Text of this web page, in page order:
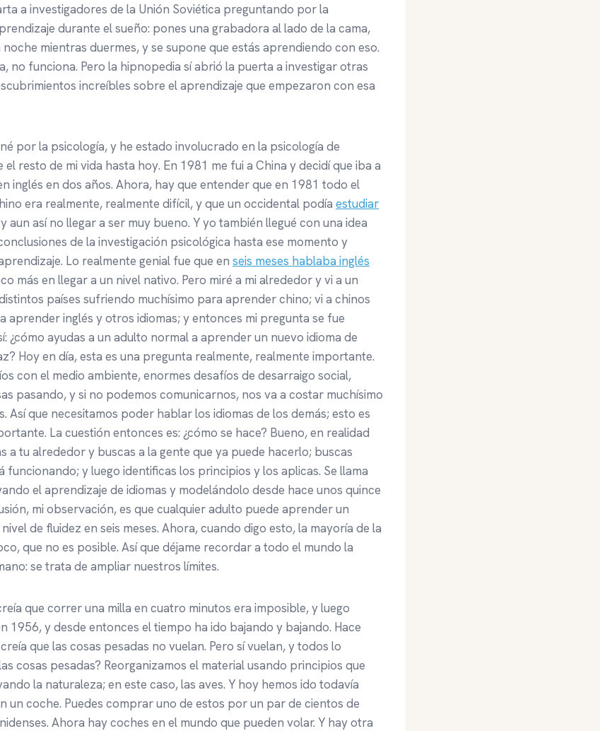
a investigadores de la Unión Soviética preguntando por la
durante el sueño: pones una grabadora al lado de la cama,
mientras duermes, y se supone que estás aprendiendo con eso.
no funciona. Pero la hipnopedia sí abrió la puerta a investigar otras
increíbles sobre el aprendizaje que empezaron con esa
por la psicología, y he estado involucrado en la psicología de
resto de mi vida hasta hoy. En 1981 me fui a China y decidí que iba a
inglés en dos años. Ahora, hay que entender que en 1981 todo el
era realmente, realmente difícil, y que un occidental podía estudiar
y aun así no llegar a ser muy bueno. Y yo también llegué con una idea
de la investigación psicológica hasta ese momento y
Lo realmente genial fue que en seis meses hablaba inglés
más en llegar a un nivel nativo. Pero miré a mi alrededor y vi a un
países sufriendo muchísimo para aprender chino; vi a chinos
aprender inglés y otros idiomas; y entonces mi pregunta se fue
¿cómo ayudas a un adulto normal a aprender un nuevo idioma de
Hoy en día, esta es una pregunta realmente, realmente importante.
con el medio ambiente, enormes desafíos de desarraigo social,
pasando, y si no podemos comunicarnos, nos va a costar muchísimo
Así que necesitamos poder hablar los idiomas de los demás; esto es
La cuestión entonces es: ¿cómo se hace? Bueno, en realidad
a tu alrededor y buscas a la gente que ya puede hacerlo; buscas
funcionando; y luego identificas los principios y los aplicas. Se llama
el aprendizaje de idiomas y modelándolo desde hace unos quince
mi observación, es que cualquier adulto puede aprender un
de fluidez en seis meses. Ahora, cuando digo esto, la mayoría de la
que no es posible. Así que déjame recordar a todo el mundo la
se trata de ampliar nuestros límites.
que correr una milla en cuatro minutos era imposible, y luego
1956, y desde entonces el tiempo ha ido bajando y bajando. Hace
que las cosas pesadas no vuelan. Pero sí vuelan, y todos lo
cosas pesadas? Reorganizamos el material usando principios que
la naturaleza; en este caso, las aves. Y hoy hemos ido todavía
un coche. Puedes comprar uno de estos por un par de cientos de
Ahora hay coches en el mundo que pueden volar. Y hay otra